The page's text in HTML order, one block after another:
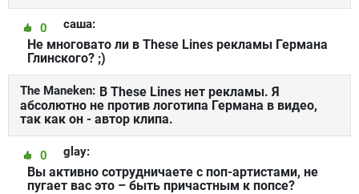
саша:
0
Не многовато ли в These Lines рекламы Германа
Глинского? ;)
The Maneken: В These Lines нет рекламы. Я
абсолютно не против логотипа Германа в видео,
так как он - автор клипа.
glay:
0
Вы активно сотрудничаете с поп-артистами, не
пугает вас это – быть причастным к попсе?